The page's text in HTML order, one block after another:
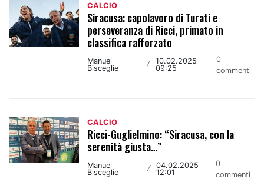
CALCIO
Siracusa: capolavoro di Turati e
perseveranza di Ricci, primato in
classifica rafforzato
Manuel
Bisceglie
/
10.02.2025
09:25
0
commenti
CALCIO
Ricci-Guglielmino: “Siracusa, con la
serenità giusta…”
Manuel
Bisceglie
/ 04.02.2025
12:01
0
commenti